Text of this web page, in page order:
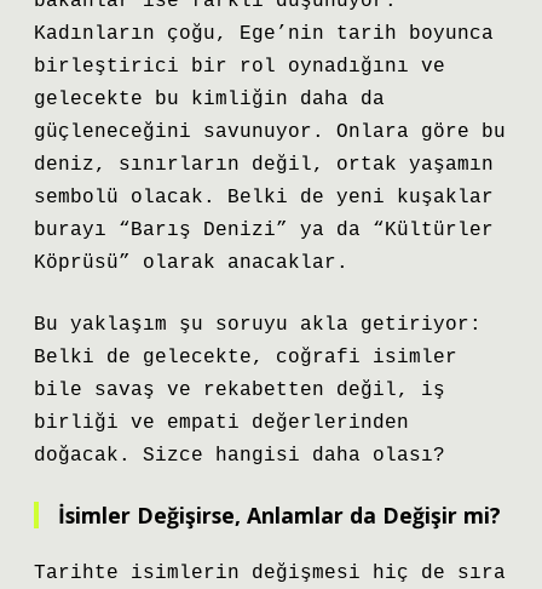
Kadınların çoğu, Ege’nin tarih boyunca
birleştirici bir rol oynadığını ve
gelecekte bu kimliğin daha da
güçleneceğini savunuyor. Onlara göre bu
deniz, sınırların değil, ortak yaşamın
sembolü olacak. Belki de yeni kuşaklar
burayı “Barış Denizi” ya da “Kültürler
Köprüsü” olarak anacaklar.
Bu yaklaşım şu soruyu akla getiriyor:
Belki de gelecekte, coğrafi isimler
bile savaş ve rekabetten değil, iş
birliği ve empati değerlerinden
doğacak. Sizce hangisi daha olası?
İsimler Değişirse, Anlamlar da Değişir mi?
Tarihte isimlerin değişmesi hiç de sıra